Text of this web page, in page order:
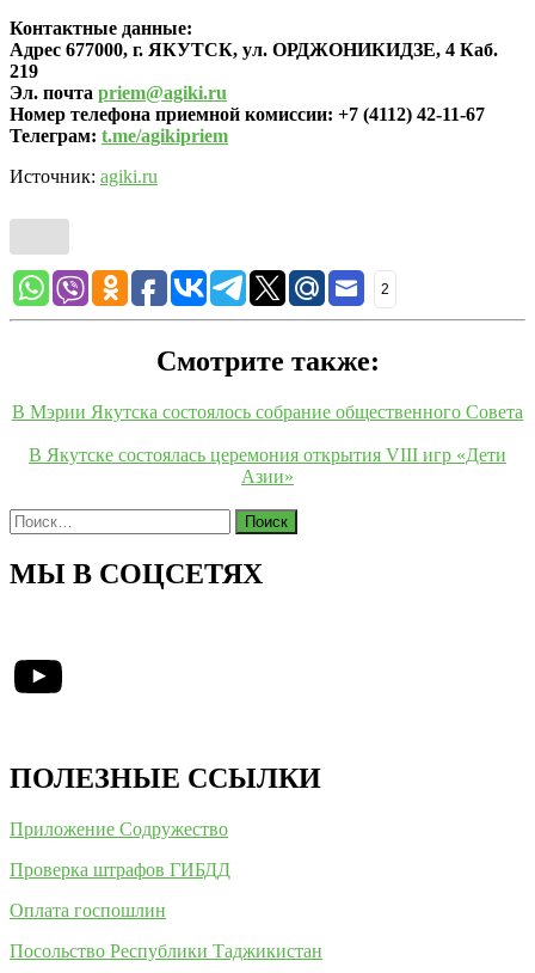
Контактные данные:
Адрес 677000, г. ЯКУТСК, ул. ОРДЖОНИКИДЗЕ, 4 Каб.
219
Эл. почта priem@agiki.ru
Номер телефона приемной комиссии: +7 (4112) 42-11-67
Телеграм: t.me/agikipriem
Источник: agiki.ru
2
Смотрите также:
В Мэрии Якутска состоялось собрание общественного Совета
В Якутске состоялась церемония открытия VIII игр «Дети
Азии»
Найти:
МЫ В СОЦСЕТЯХ
YouTube
ПОЛЕЗНЫЕ ССЫЛКИ
Приложение Содружество
Проверка штрафов ГИБДД
Оплата госпошлин
Посольство Республики Таджикистан